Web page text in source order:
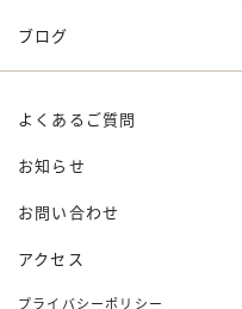
ブログ
よくあるご質問
お知らせ
お問い合わせ
アクセス
プライバシーポリシー